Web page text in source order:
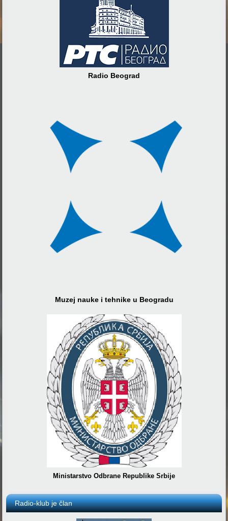
Radio Beograd
Muzej nauke i tehnike u Beogradu
Ministarstvo Odbrane Republike Srbije
Radio-klub je član